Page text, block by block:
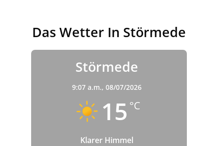
Das Wetter In Störmede
Störmede
9:07 a.m., 08/07/2026
15 °C
Klarer Himmel